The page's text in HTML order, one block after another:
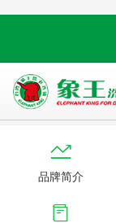

品牌简介
